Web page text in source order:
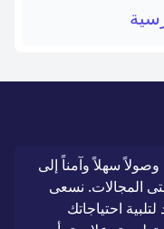
سهلاً وآمناً إلى
المجالات. نسعى
احتياجاتك